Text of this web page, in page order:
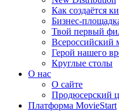
Как создаётся
Бизнес-
Твой первый
Герой нашего
Круглые столы
О нас
О сайте
Продюсерский
Платформа MovieStart